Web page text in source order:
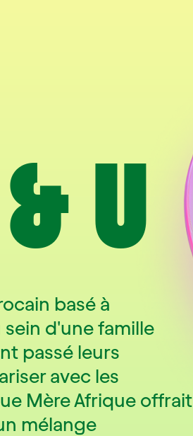
& U
basé à
sein d'une famille
passé leurs
avec les
Mère Afrique offrait
mélange